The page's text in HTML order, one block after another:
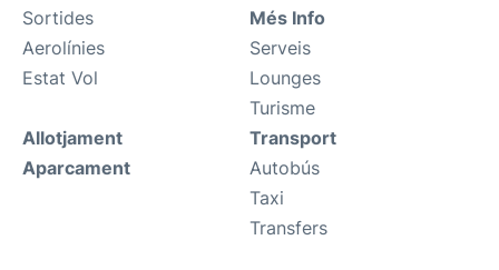
Sortides
Aerolínies
Estat Vol
Més Info
Serveis
Lounges
Turisme
Allotjament
Aparcament
Transport
Autobús
Taxi
Transfers